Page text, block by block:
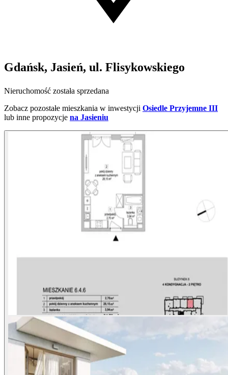
Gdańsk, Jasień, ul. Flisykowskiego
Nieruchomość została sprzedana
Zobacz pozostałe mieszkania w inwestycji Osiedle Przyjemne III
lub inne propozycje na Jasieniu